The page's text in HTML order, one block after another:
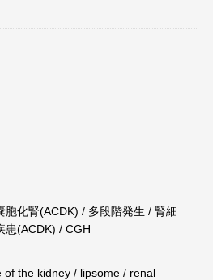
胞化腎(ACDK) / 多段階発生 / 腎細
患(ACDK) / CGH
of the kidney / lipsome / renal